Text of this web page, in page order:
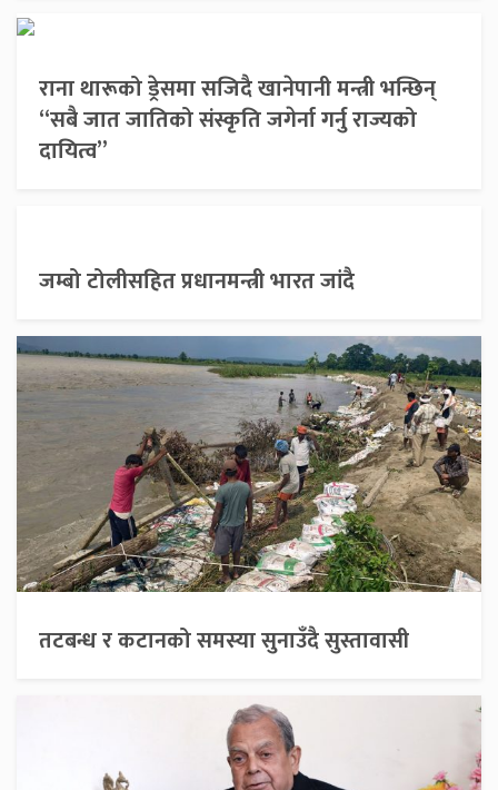
राना थारूको ड्रेसमा सजिदै खानेपानी मन्त्री भन्छिन्
“सबै जात जातिको संस्कृति जगेर्ना गर्नु राज्यको
दायित्व”
जम्बो टोलीसहित प्रधानमन्त्री भारत जांदै
तटबन्ध र कटानको समस्या सुनाउँदै सुस्तावासी